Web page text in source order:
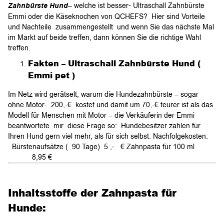
Zahnbürste Hund– welche ist besser- Ultraschall Zahnbürste
Emmi oder die Käseknochen von QCHEFS? Hier sind Vorteile
und Nachteile zusammengestellt und wenn Sie das nächste Mal
im Markt auf beide treffen, dann können Sie die richtige Wahl
treffen.
Fakten – Ultraschall Zahnbürste Hund (
Emmi pet )
Im Netz wird gerätselt, warum die Hundezahnbürste – sogar
ohne Motor- 200,-€ kostet und damit um 70,-€ teurer ist als das
Modell für Menschen mit Motor – die Verkäuferin der Emmi
beantwortete mir diese Frage so: Hundebesitzer zahlen für
Ihren Hund gern viel mehr, als für sich selbst. Nachfolgekosten:
Bürstenaufsätze ( 90 Tage) 5 ,- € Zahnpasta für 100 ml
8,95 €
Inhaltsstoffe der Zahnpasta für
Hunde: